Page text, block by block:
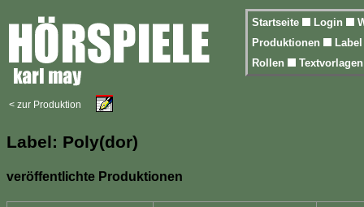
Startseite Login
Produktionen
Rollen
< zur Produktion
Label: Poly(dor)
veröffentlichte Produktionen